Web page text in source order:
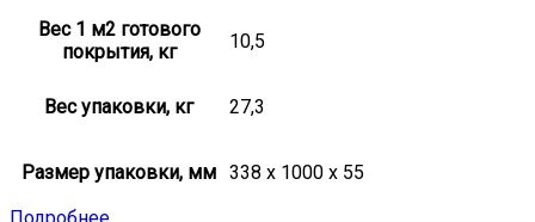
Вес 1 м2 готового
покрытия, кг
10,5
Вес упаковки, кг 27,3
Размер упаковки, мм 338 х 1000 х 55